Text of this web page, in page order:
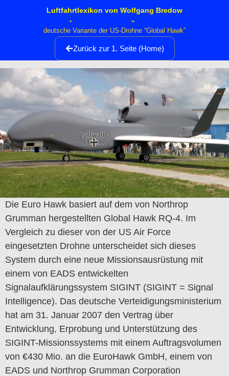
Luftfahrtlexikon von Wolfgang Bredow
deutsche Variante der US-Drohne “Global Hawk”
Zurück zur 1. Seite (Home)
Die Euro Hawk basiert auf dem von Northrop
Grumman hergestellten Global Hawk RQ-4. Im
Vergleich zu dieser von der US Air Force
eingesetzten Drohne unterscheidet sich dieses
System durch eine neue Missionsausrüstung mit
einem von EADS entwickelten
Signalaufklärungssystem SIGINT (SIGINT = Signal
Intelligence). Das deutsche Verteidigungsministerium
hat am 31. Januar 2007 den Vertrag über
Entwicklung, Erprobung und Unterstützung des
SIGINT-Missionssystems mit einem Auftragsvolumen
von €430 Mio. an die EuroHawk GmbH, einem von
EADS und Northrop Grumman Corporation